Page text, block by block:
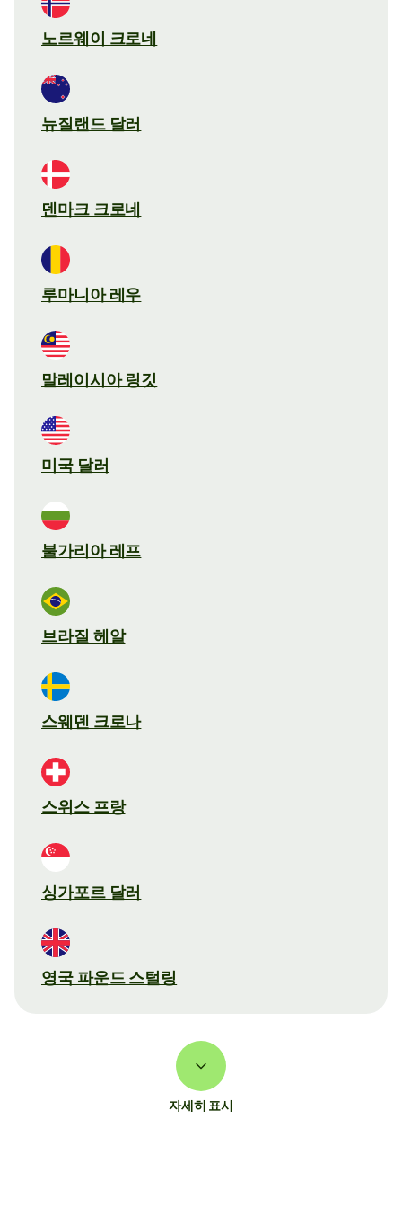
노르웨이 크로네
뉴질랜드 달러
덴마크 크로네
루마니아 레우
말레이시아 링깃
미국 달러
불가리아 레프
브라질 헤알
스웨덴 크로나
스위스 프랑
싱가포르 달러
영국 파운드 스털링
자세히 표시